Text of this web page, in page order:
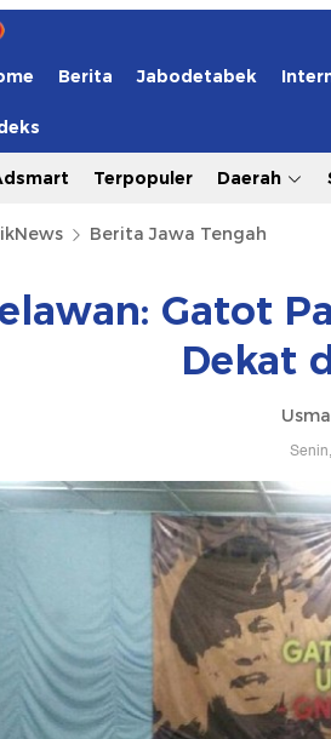
Berita Jabodetabek
Terpopuler Daerah
Berita Jawa Tengah
Gatot
Dekat